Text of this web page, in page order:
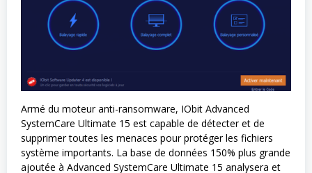
Armé du moteur anti-ransomware, IObit Advanced
SystemCare Ultimate 15 est capable de détecter et de
supprimer toutes les menaces pour protéger les fichiers
système importants. La base de données 150% plus grande
ajoutée à Advanced SystemCare Ultimate 15 analysera et